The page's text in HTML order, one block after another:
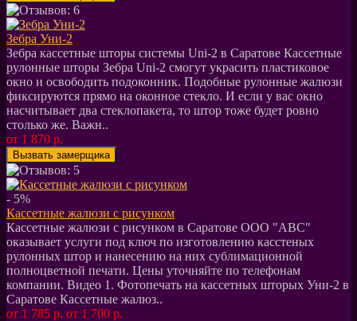
Зебра Уни-2
Зебра кассетные шторы системы Uni-2 в Саратове Кассетные
рулонные шторы Зебра Uni-2 смогут украсить пластиковое
окно и освободить подоконник. Подобные рулонные жалюзи
фиксируются прямо на оконное стекло. И если у вас окно
насчитывает два стеклопакета, то штор тоже будет ровно
столько же. Важн..
от 1 870 р.
- 5%
Кассетные жалюзи c рисунком
Кассетные жалюзи c рисунком в Саратове ООО "АВС"
оказывает услуги под ключ по изготовлению касстеных
рулонных штор и нанесению на них сублимационной
полноцветной печати. Цены уточняйте по телефонам
компании. Видео 1. Фотопечать на кассетных шторых Уни-2 в
Саратове Кассетные жалюз..
от 1 785 р. от 1 700 р.